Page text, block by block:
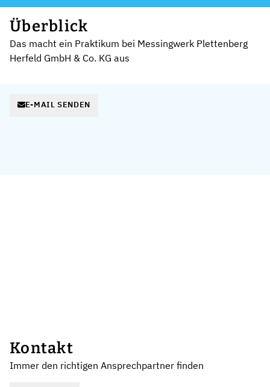
Überblick
Das macht ein Praktikum bei Messingwerk Plettenberg
Herfeld GmbH & Co. KG aus
E-MAIL SENDEN
Kontakt
Immer den richtigen Ansprechpartner finden